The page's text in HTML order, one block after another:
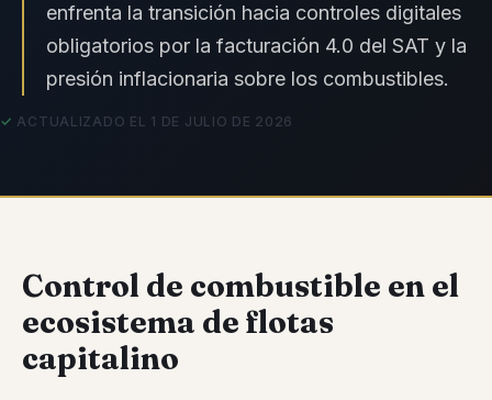
enfrenta la transición hacia controles digitales
obligatorios por la facturación 4.0 del SAT y la
presión inflacionaria sobre los combustibles.
ACTUALIZADO EL 1 DE JULIO DE 2026
Control de combustible en el
ecosistema de flotas
capitalino